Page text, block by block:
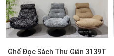
Ghế Đọc Sách Thư Giãn 3139T